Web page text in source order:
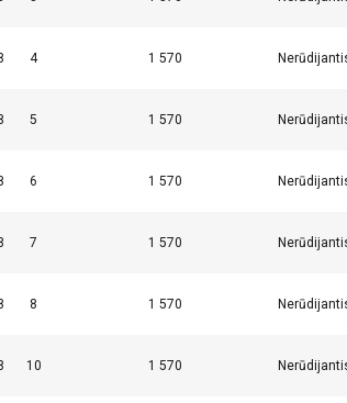
4 1 570
5 1 570
6 1 570
7 1 570
8 1 570
10 1 570